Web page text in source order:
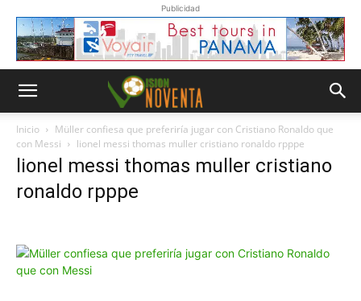
Publicidad
Inicio
Müller confiesa que preferiría jugar con Cristiano Ronaldo que
con Messi
lionel messi thomas muller cristiano ronaldo rpppe
lionel messi thomas muller cristiano
ronaldo rpppe
Whatsapp